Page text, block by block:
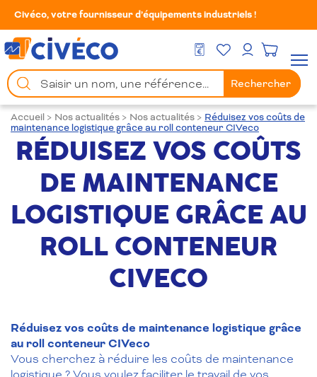
Civéco, votre fournisseur d’équipements industriels !
DEVIS GRATUIT
Mes FavorisMon compte
Chercher
un
produit
Rechercher
Accueil > Nos actualités > Nos actualités > Réduisez vos coûts de
maintenance logistique grâce au roll conteneur CIVeco
RÉDUISEZ VOS COÛTS
DE MAINTENANCE
LOGISTIQUE GRÂCE AU
ROLL CONTENEUR
CIVECO
Réduisez vos coûts de maintenance logistique grâce
au roll conteneur CIVeco
Vous cherchez à réduire les coûts de maintenance